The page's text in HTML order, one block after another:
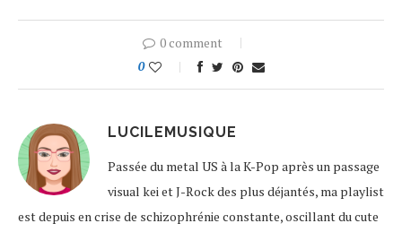
0 comment
0
LUCILEMUSIQUE
Passée du metal US à la K-Pop après un passage
visual kei et J-Rock des plus déjantés, ma playlist
est depuis en crise de schizophrénie constante, oscillant du cute